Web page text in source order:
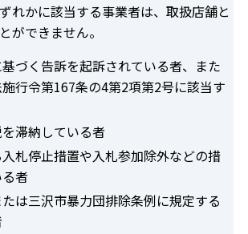
れかに該当する事業者は、取扱店舗と
ができません。
づく告訴を起訴されている者、また
行令第167条の4第2項第2号に該当す
滞納している者
札停止措置や入札参加除外などの措
者
は三沢市暴力団排除条例に規定する